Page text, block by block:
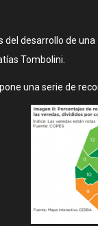
del desarrollo de
Tombolini.
una serie de